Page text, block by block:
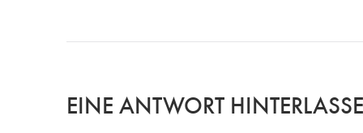
EINE ANTWORT